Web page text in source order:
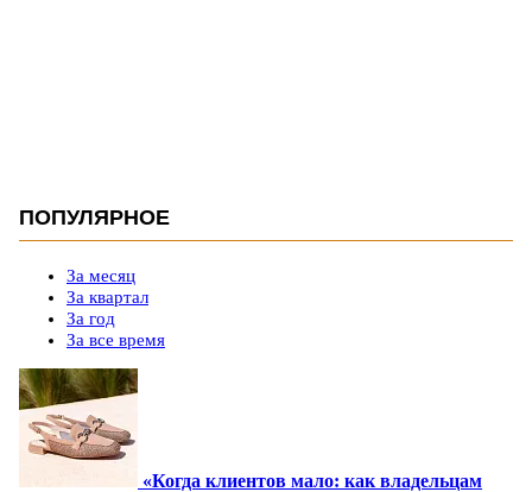
ПОПУЛЯРНОЕ
За месяц
За квартал
За год
За все время
«Когда клиентов мало: как владельцам